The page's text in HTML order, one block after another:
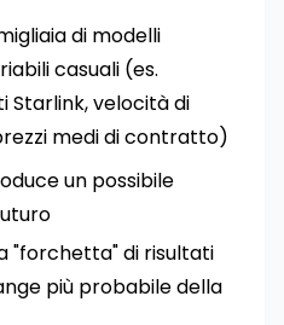
di modelli
casuali (es.
Starlink, velocità di
medi di contratto)
un possibile
"forchetta" di risultati
più probabile della